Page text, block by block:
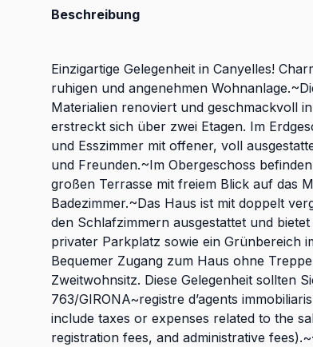
Beschreibung
Einzigartige Gelegenheit in Canyelles!
ruhigen und angenehmen
Materialien renoviert und geschmackvoll
erstreckt sich über zwei Etagen. Im
und Esszimmer mit offener, voll
und Freunden.~Im Obergeschoss
großen Terrasse mit freiem Blick auf das
Badezimmer.~Das Haus ist mit doppelt
den Schlafzimmern ausgestattet und
privater Parkplatz sowie ein Grünbereich
Bequemer Zugang zum Haus ohne
Zweitwohnsitz. Diese Gelegenheit sollten
763/GIRONA~registre d’agents
include taxes or expenses related to the
registration fees, and administrative